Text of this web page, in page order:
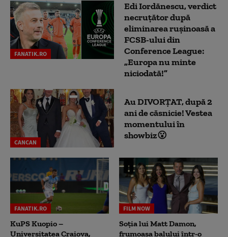
FANATIK.RO
Edi Iordănescu, verdict
necruțător după
eliminarea rușinoasă a
FCSB-ului din
Conference League:
„Europa nu minte
niciodată!”
CANCAN
Au DIVORȚAT, după 2
ani de căsnicie! Vestea
momentului în
showbiz😮
FANATIK.RO
KuPS Kuopio –
Universitatea Craiova,
FILM NOW
Soția lui Matt Damon,
frumoasa balului într-o